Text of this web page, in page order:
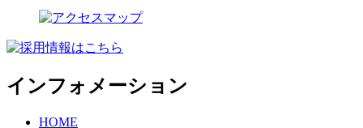
インフォメーション
HOME